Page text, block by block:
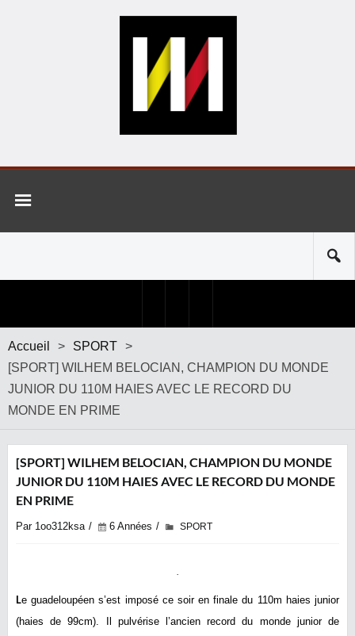
Accueil > SPORT >
[SPORT] WILHEM BELOCIAN, CHAMPION DU MONDE
JUNIOR DU 110M HAIES AVEC LE RECORD DU
MONDE EN PRIME
[SPORT] WILHEM BELOCIAN, CHAMPION DU MONDE
JUNIOR DU 110M HAIES AVEC LE RECORD DU MONDE
EN PRIME
Par 1oo312ksa 6 Années SPORT
Le guadeloupéen s’est imposé ce soir en finale du 110m haies junior
(haies de 99cm). Il pulvérise l’ancien record du monde junior de